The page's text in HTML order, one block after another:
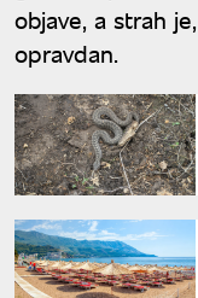
objave, a strah
opravdan.